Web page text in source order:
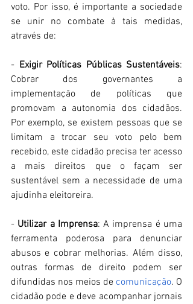
voto. Por isso, é importante a sociedade
se unir no combate à tais medidas,
através de:
- Exigir Políticas Públicas Sustentáveis:
Cobrar dos governantes a
implementação de políticas que
promovam a autonomia dos cidadãos.
Por exemplo, se existem pessoas que se
limitam a trocar seu voto pelo bem
recebido, este cidadão precisa ter acesso
a mais direitos que o façam ser
sustentável sem a necessidade de uma
ajudinha eleitoreira.
- Utilizar a Imprensa: A imprensa é uma
ferramenta poderosa para denunciar
abusos e cobrar melhorias. Além disso,
outras formas de direito podem ser
difundidas nos meios de comunicação. O
cidadão pode e deve acompanhar jornais